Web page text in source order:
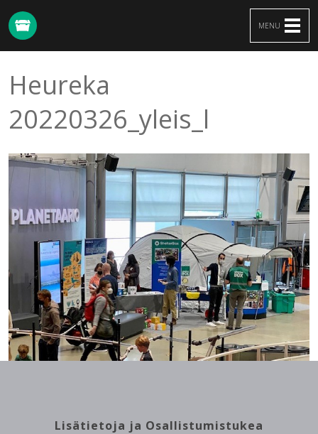
MENU
Heureka
20220326_yleis_l
Heureka
20220326_yleis_l
Lisätietoja ja Osallistumistukea